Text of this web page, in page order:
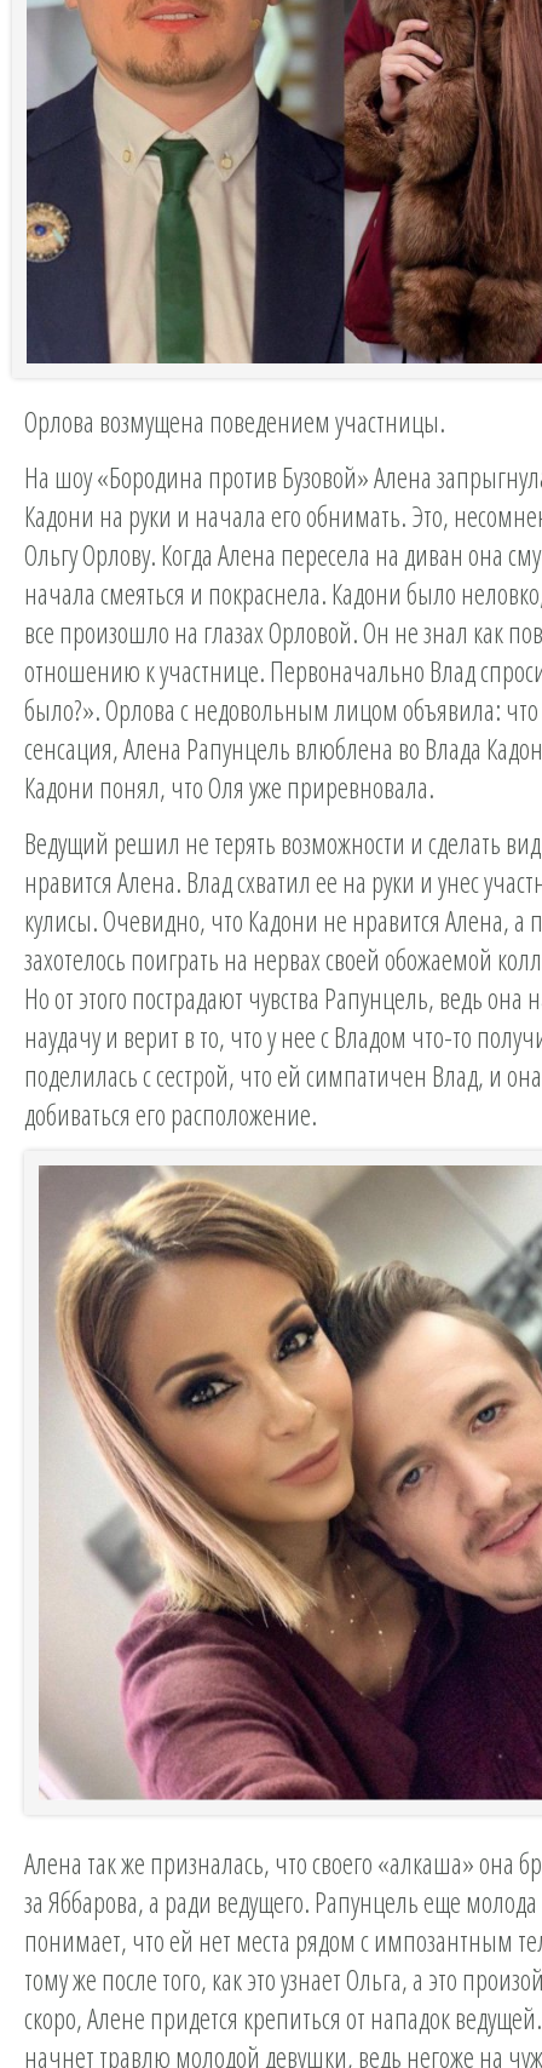
Орлова возмущена поведением участницы.
На шоу «Бородина против Бузовой» Алена
Кадони на руки и начала его обнимать. Это,
Ольгу Орлову. Когда Алена пересела на диван она
начала смеяться и покраснела. Кадони было
все произошло на глазах Орловой. Он не знал как
отношению к участнице. Первоначально Влад
было?». Орлова с недовольным лицом объявила:
сенсация, Алена Рапунцель влюблена во Влада
Кадони понял, что Оля уже приревновала.
Ведущий решил не терять возможности и сделать
нравится Алена. Влад схватил ее на руки и унес
кулисы. Очевидно, что Кадони не нравится Алена, а
захотелось поиграть на нервах своей обожаемой
Но от этого пострадают чувства Рапунцель, ведь она
наудачу и верит в то, что у нее с Владом что-то
поделилась с сестрой, что ей симпатичен Влад, и
добиваться его расположение.
Алена так же призналась, что своего «алкаша» она
за Яббарова, а ради ведущего. Рапунцель еще
понимает, что ей нет места рядом с импозантным
тому же после того, как это узнает Ольга, а это
скоро, Алене придется крепиться от нападок
начнет травлю молодой девушки, ведь негоже на